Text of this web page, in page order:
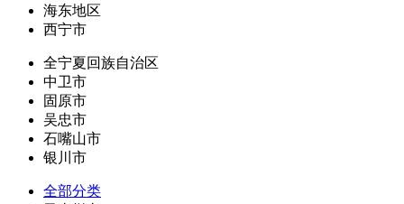
海东地区
西宁市
全宁夏回族自治区
中卫市
固原市
吴忠市
石嘴山市
银川市
全部分类